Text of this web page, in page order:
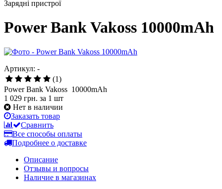
Зарядні пристрої
Power Bank Vakoss 10000mAh
Артикул: -
(1)
Power Bank Vakoss 10000mAh
1 029 грн. за 1 шт
Нет в наличии
Заказать товар
Сравнить
Все способы оплаты
Подробнее о доставке
Описание
Отзывы и вопросы
Наличие в магазинах